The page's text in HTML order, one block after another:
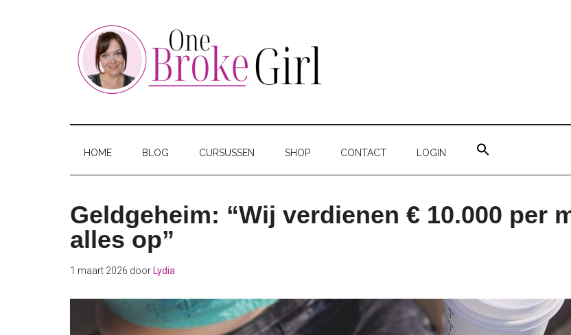
One
Broke
Girl
omHOME BLOG CURSUSSEN SHOP CONTACT LOGIN
Geldgeheim: “Wij verdienen € 10.000 per
alles op”
1 maart 2026 door Lydia